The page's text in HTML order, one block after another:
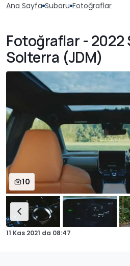
Ana Sayfa Subaru Fotoğraflar
Fotoğraflar - 2022
Solterra (JDM)
10
11 Kas 2021 da 08:47